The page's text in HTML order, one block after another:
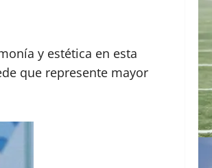
y estética en esta
que represente mayor